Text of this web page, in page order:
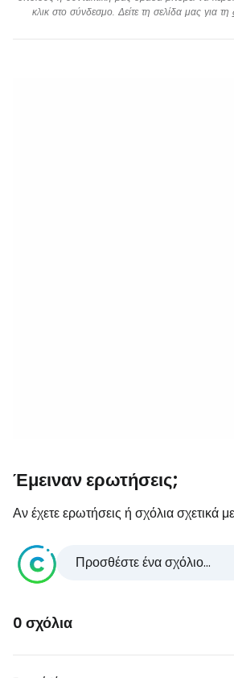
κλικ στο σύνδεσμο. Δείτε τη σελίδα μας για τη
Έμειναν ερωτήσεις;
Αν έχετε ερωτήσεις ή σχόλια σχετικά
Προσθέστε ένα σχόλιο...
0 σχόλια